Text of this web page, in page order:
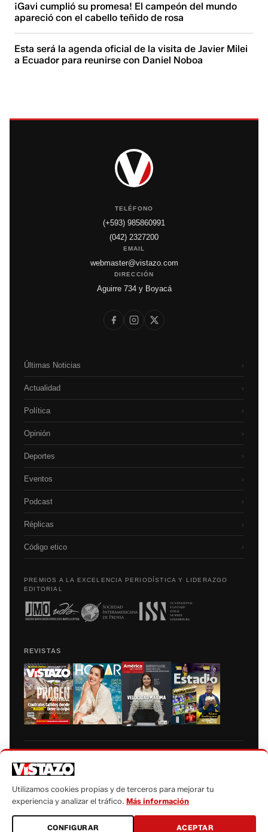
¡Gavi cumplió su promesa! El campeón del mundo
apareció con el cabello teñido de rosa
Esta será la agenda oficial de la visita de Javier Milei
a Ecuador para reunirse con Daniel Noboa
TELÉFONO
(+593) 985860991
(042) 2327200
EMAIL
webmaster@vistazo.com
DIRECCIÓN
Aguirre 734 y Boyacá
Últimas Noticias ›
Actualidad ›
Política ›
Opinión ›
Deportes ›
Eventos ›
Podcast ›
Réplicas ›
Código etico ›
PREMIOS A LA EXCELENCIA PERIODÍSTICA Y LIDERAZGO
EDITORIAL
REVISTAS
autorización escrita de su titular, de todos los contenidos de Vistazo.com.
Utilizamos cookies propias y de terceros para mejorar tu
experiencia y analizar el tráfico. Más información
CONFIGURAR ACEPTAR